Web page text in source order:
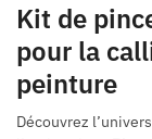
Kit de
pour la
peinture
Découvrez